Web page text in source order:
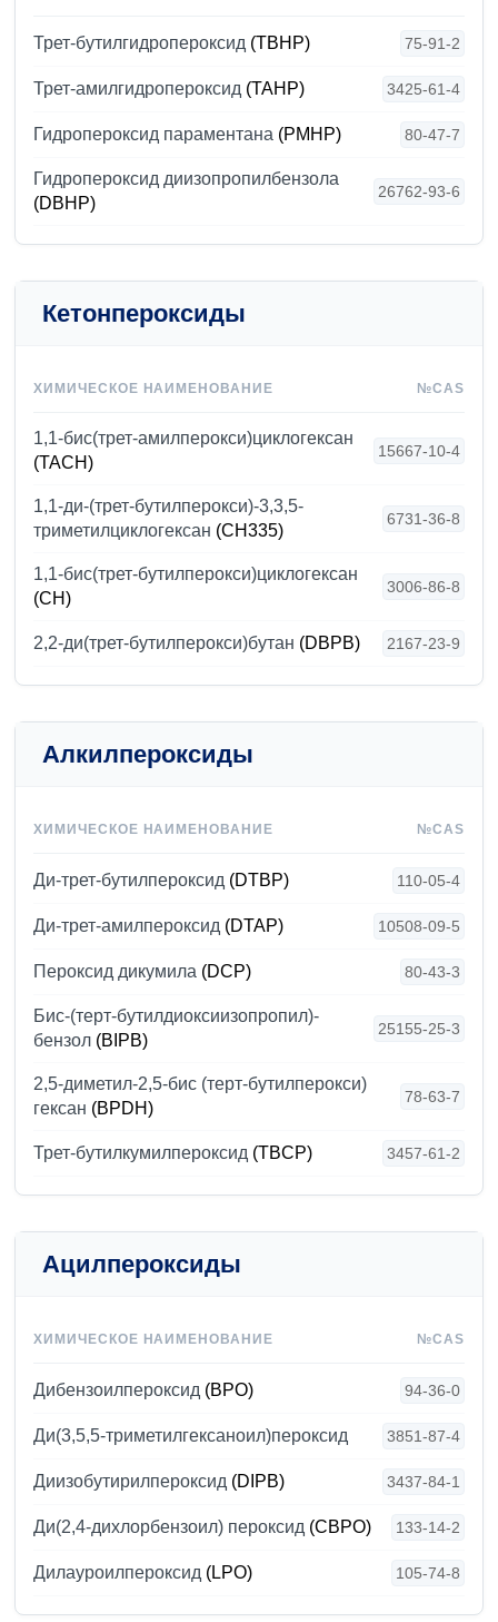
Трет-бутилгидропероксид (TBHP) 75-91-2
Трет-амилгидропероксид (TAHP) 3425-61-4
Гидропероксид параментана (PMHP) 80-47-7
Гидропероксид диизопропилбензола
(DBHP)
26762-93-6
Кетонпероксиды
ХИМИЧЕСКОЕ НАИМЕНОВАНИЕ №CAS
1,1-бис(трет-амилперокси)циклогексан
(TACH)
15667-10-4
1,1-ди-(трет-бутилперокси)-3,3,5-
триметилциклогексан (CH335)
6731-36-8
1,1-бис(трет-бутилперокси)циклогексан
(CH)
3006-86-8
2,2-ди(трет-бутилперокси)бутан (DBPB) 2167-23-9
Алкилпероксиды
ХИМИЧЕСКОЕ НАИМЕНОВАНИЕ №CAS
Ди-трет-бутилпероксид (DTBP) 110-05-4
Ди-трет-амилпероксид (DTAP) 10508-09-5
Пероксид дикумила (DCP) 80-43-3
Биc-(терт-бутилдиоксиизопропил)-
бензол (BIPB)
25155-25-3
2,5-диметил-2,5-бис (терт-бутилперокси)
гексан (BPDH)
78-63-7
Трет-бутилкумилпероксид (TBCP) 3457-61-2
Ацилпероксиды
ХИМИЧЕСКОЕ НАИМЕНОВАНИЕ №CAS
Дибензоилпероксид (BPO) 94-36-0
Ди(3,5,5-триметилгексаноил)пероксид 3851-87-4
Диизобутирилпероксид (DIPB) 3437-84-1
Ди(2,4-дихлорбензоил) пероксид (CBPO) 133-14-2
Дилауроилпероксид (LPO) 105-74-8